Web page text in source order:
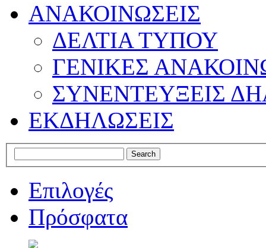
ΑΝΑΚΟΙΝΩΣΕΙΣ
ΔΕΛΤΙΑ ΤΥΠΟΥ
ΓΕΝΙΚΕΣ
ΣΥΝΕΝΤΕΥΞΕΙΣ
ΕΚΔΗΛΩΣΕΙΣ
Επιλογές
Πρόσφατα